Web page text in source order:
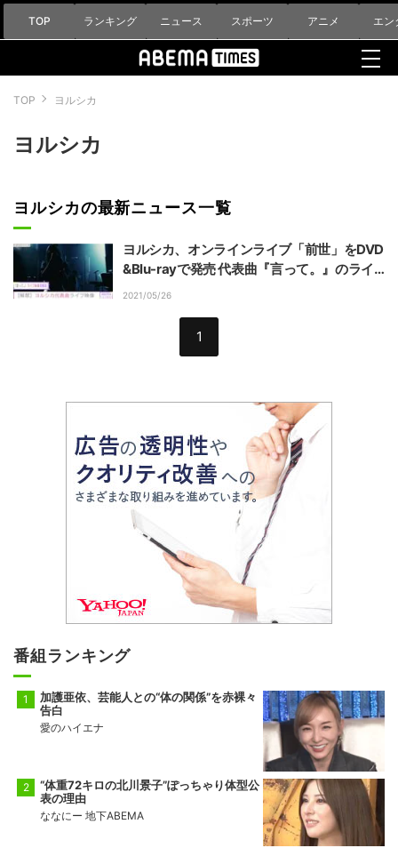
TOP ランキング ニュース スポーツ アニメ エン
TOP ヨルシカ
ヨルシカ
ヨルシカの最新ニュース一覧
ヨルシカ、オンラインライブ「前世」をDVD
&Blu-rayで発売 代表曲『言って。』のライ
ブ映像が初解禁
2021/05/26
1
番組ランキング
加護亜依、芸能人との“体の関係”を赤裸々
告白
愛のハイエナ
“体重72キロの北川景子”ぽっちゃり体型公
表の理由
ななにー 地下ABEMA